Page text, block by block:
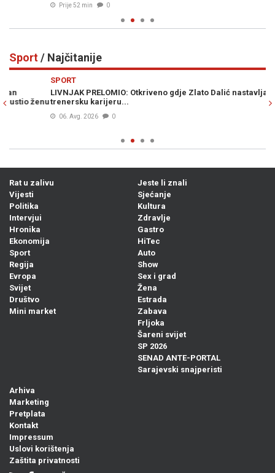
Prije 52 min 0
Sport/ Najčitanije
LIVNJAK PRELOMIO: Otkriveno gdje Zlato Dalić nastavlja
trenersku karijeru...
06. Avg. 2026 0
Rat u zalivu
Vijesti
Politika
Intervjui
Hronika
Ekonomija
Sport
Regija
Evropa
Svijet
Društvo
Mini market
Jeste li znali
Sjećanje
Kultura
Zdravlje
Gastro
HiTec
Auto
Show
Sex i grad
Žena
Estrada
Zabava
Frljoka
Šareni svijet
SP 2026
SENAD ANTE-PORTAL
Sarajevski snajperisti
Arhiva
Marketing
Pretplata
Kontakt
Impressum
Uslovi korištenja
Zaštita privatnosti